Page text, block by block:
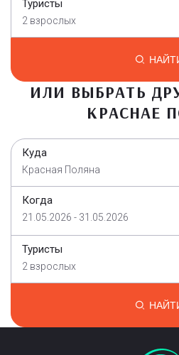
Туристы
2 взрослых
ИЛИ ВЫБРАТЬ
КРАСНАЕ
Куда
Красная Поляна
Когда
21.05.2026 - 31.05.2026
Туристы
2 взрослых